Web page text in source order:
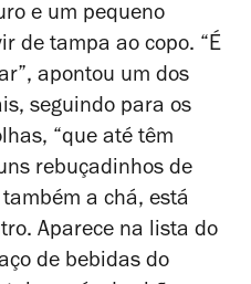
e um pequeno
de tampa ao copo. “É
apontou um dos
seguindo para os
“que até têm
rebuçadinhos de
a chá, está
Aparece na lista do
de bebidas do